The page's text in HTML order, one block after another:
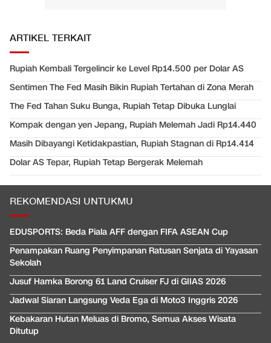
ARTIKEL TERKAIT
Rupiah Kembali Tergelincir ke Level Rp14.500 per Dolar AS
Sentimen The Fed Masih Bikin Rupiah Tertahan di Zona Merah
The Fed Tahan Suku Bunga, Rupiah Tetap Dibuka Lunglai
Kompak dengan yen Jepang, Rupiah Melemah Jadi Rp14.440
Masih Dibayangi Ketidakpastian, Rupiah Stagnan di Rp14.414
Dolar AS Tepar, Rupiah Tetap Bergerak Melemah
REKOMENDASI UNTUKMU
EDUSPORTS: Beda Piala AFF dengan FIFA ASEAN Cup
Penampakan Ruang Penyimpanan Ratusan Senjata di Yayasan
Sekolah
Jusuf Hamka Borong 61 Land Cruiser FJ di GIIAS 2026
Jadwal Siaran Langsung Veda Ega di Moto3 Inggris 2026
Kebakaran Hutan Meluas di Bromo, Semua Akses Wisata
Ditutup